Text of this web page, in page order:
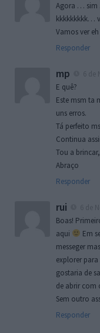
Agora … sim
kkkkkkkkk…
Vamos ver
Responder
mp
E quê?
Este msm ta
uns erros.
Tá perfeito
Continua
Tou a
Abraço
Responder
rui
Boas!
aqui
Em
messeger
explorer
gostaria de
de abrir com
Sem outro
Responder